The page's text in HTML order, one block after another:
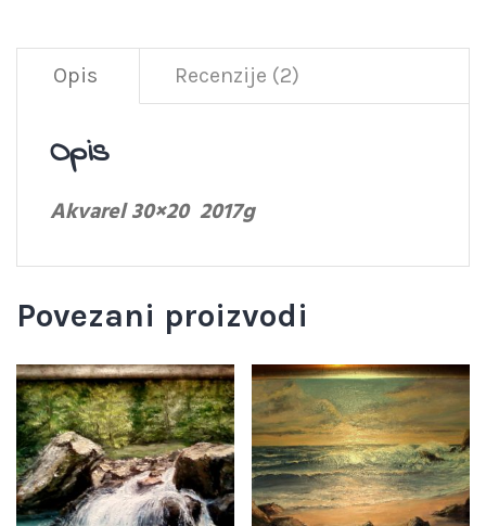
Opis Recenzije (2)
Opis
Akvarel 30×20 2017g
Povezani proizvodi